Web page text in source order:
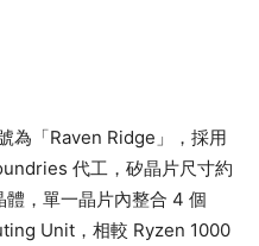
為「Raven Ridge」，採用
代工，矽晶片尺寸約
，單一晶片內整合 4 個
Unit，相較 Ryzen 1000